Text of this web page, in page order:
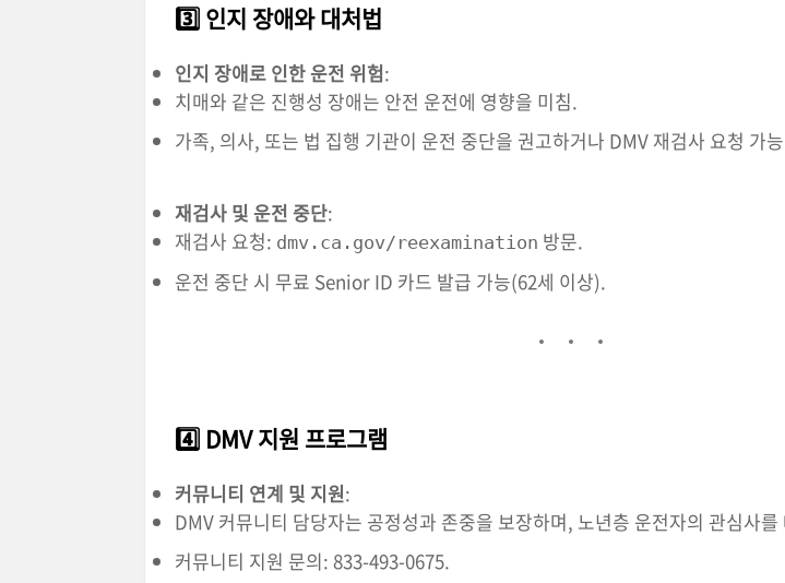
3️⃣ 인지 장애와 대처법
인지 장애로 인한 운전 위험:
치매와 같은 진행성 장애는 안전 운전에 영향을 미침.
가족, 의사, 또는 법 집행 기관이 운전 중단을 권고하거나 DMV 재검사 요청 가
재검사 및 운전 중단:
재검사 요청: dmv.ca.gov/reexamination 방문.
운전 중단 시 무료 Senior ID 카드 발급 가능(62세 이상).
4️⃣ DMV 지원 프로그램
커뮤니티 연계 및 지원:
DMV 커뮤니티 담당자는 공정성과 존중을 보장하며, 노년층 운전자의 관심사를
커뮤니티 지원 문의: 833-493-0675.